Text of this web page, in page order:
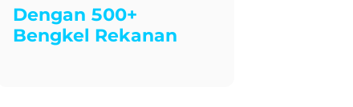
Dengan 500+
Bengkel Rekanan